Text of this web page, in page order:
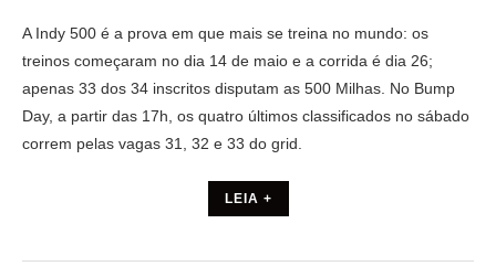
A Indy 500 é a prova em que mais se treina no mundo: os
treinos começaram no dia 14 de maio e a corrida é dia 26;
apenas 33 dos 34 inscritos disputam as 500 Milhas. No Bump
Day, a partir das 17h, os quatro últimos classificados no sábado
correm pelas vagas 31, 32 e 33 do grid.
LEIA +